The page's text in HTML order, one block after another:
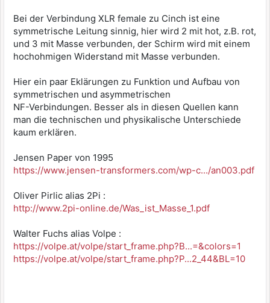
Bei der Verbindung XLR female zu Cinch ist eine
symmetrische Leitung sinnig, hier wird 2 mit hot, z.B. rot,
und 3 mit Masse verbunden, der Schirm wird mit einem
hochohmigen Widerstand mit Masse verbunden.
Hier ein paar Eklärungen zu Funktion und Aufbau von
symmetrischen und asymmetrischen
NF-Verbindungen. Besser als in diesen Quellen kann
man die technischen und physikalische Unterschiede
kaum erklären.
Jensen Paper von 1995
https://www.jensen-transformers.com/wp-c.../an003.pdf
Oliver Pirlic alias 2Pi :
http://www.2pi-online.de/Was_ist_Masse_1.pdf
Walter Fuchs alias Volpe :
https://volpe.at/volpe/start_frame.php?B...=&colors=1
https://volpe.at/volpe/start_frame.php?P...2_44&BL=10